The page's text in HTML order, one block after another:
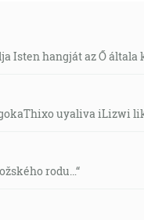
Isten hangját az Ő
uyaliva iLizwi
rodu…“